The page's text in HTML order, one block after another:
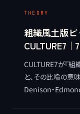
THEORY
組織風土版
CULTURE7
CULTURE7が『組
と、その比喩の意
Denison・